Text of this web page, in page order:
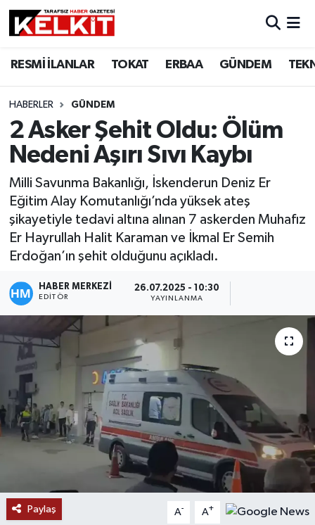
RESMİ İLANLAR TOKAT ERBAA GÜNDEM
HABERLER GÜNDEM
2 Asker Şehit Oldu: Ölüm
Nedeni Aşırı Sıvı Kaybı
Milli Savunma Bakanlığı, İskenderun Deniz Er
Eğitim Alay Komutanlığı’nda yüksek ateş
şikayetiyle tedavi altına alınan 7 askerden Muhafız
Er Hayrullah Halit Karaman ve İkmal Er Semih
Erdoğan’ın şehit olduğunu açıkladı.
HABER MERKEZİ
EDITÖR
26.07.2025 - 10:30
YAYINLANMA
Paylaş A- A+